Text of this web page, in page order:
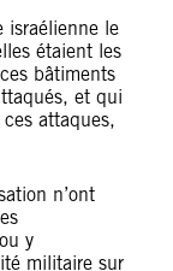
israélienne le
étaient les
bâtiments
et qui
attaques,
n’ont
y
militaire sur